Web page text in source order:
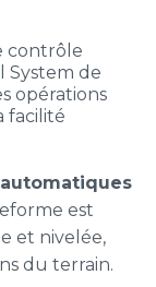
contrôle
System de
opérations
facilité
est
et nivelée,
du terrain.